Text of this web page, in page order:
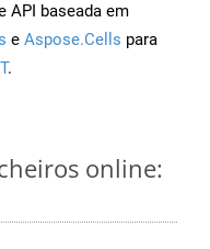
API baseada em
e Aspose.Cells para
.
online: